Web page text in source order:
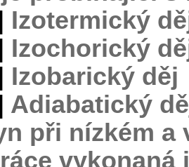
Izotermický
Izochorický
Izobarický děj
Adiabatický
při nízkém a
vykonaná